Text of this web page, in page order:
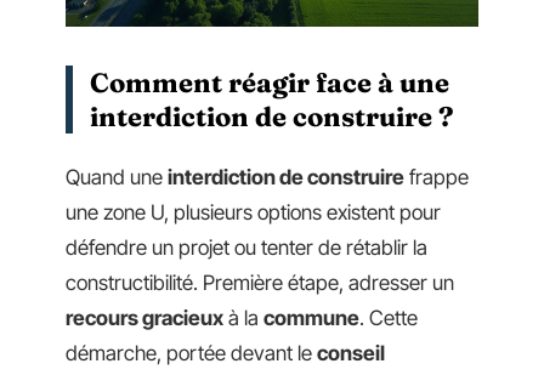
Comment réagir face à une
interdiction de construire ?
Quand une interdiction de construire frappe
une zone U, plusieurs options existent pour
défendre un projet ou tenter de rétablir la
constructibilité. Première étape, adresser un
recours gracieux à la commune. Cette
démarche, portée devant le conseil